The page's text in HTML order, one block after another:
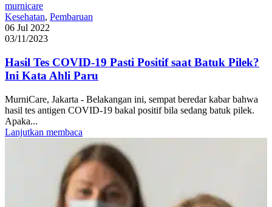
murnicare
Kesehatan, Pembaruan
06 Jul 2022
03/11/2023
Hasil Tes COVID-19 Pasti Positif saat Batuk Pilek?
Ini Kata Ahli Paru
MurniCare, Jakarta - Belakangan ini, sempat beredar kabar bahwa
hasil tes antigen COVID-19 bakal positif bila sedang batuk pilek.
Apaka...
Lanjutkan membaca